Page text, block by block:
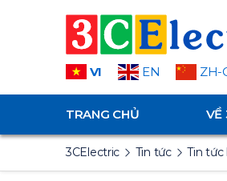
VI EN ZH-
TRANG CHỦ VỀ
3CElectric Tin tức Tin tức